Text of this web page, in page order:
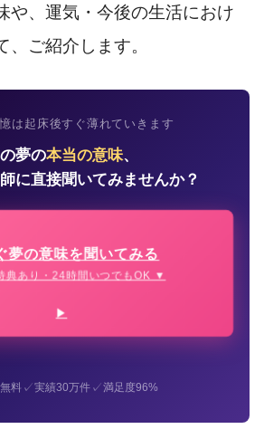
や、運気・今後の生活におけ
、ご紹介します。
は起床後すぐ薄れていきます
夢の本当の意味、
に直接聞いてみませんか？
夢の意味を聞いてみる
典あり・24時間いつでもOK ▼
料✓実績30万件✓満足度96%